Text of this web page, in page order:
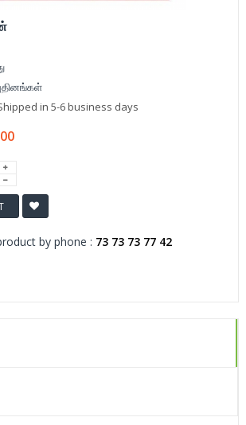
in 5-6 business days
by phone : 73 73 73 77 42